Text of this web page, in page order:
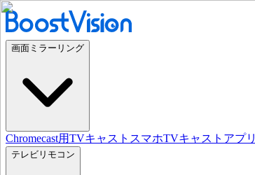
画面ミラーリング
Chromecast用TVキャスト スマホTVキャストアプリ
テレビリモコン